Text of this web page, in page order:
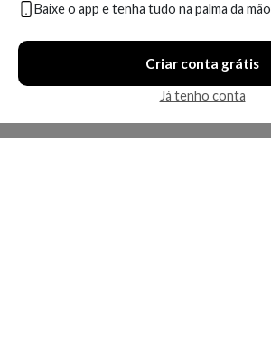
Baixe o app e tenha tudo na palma da mão
Criar conta grátis
Já tenho conta